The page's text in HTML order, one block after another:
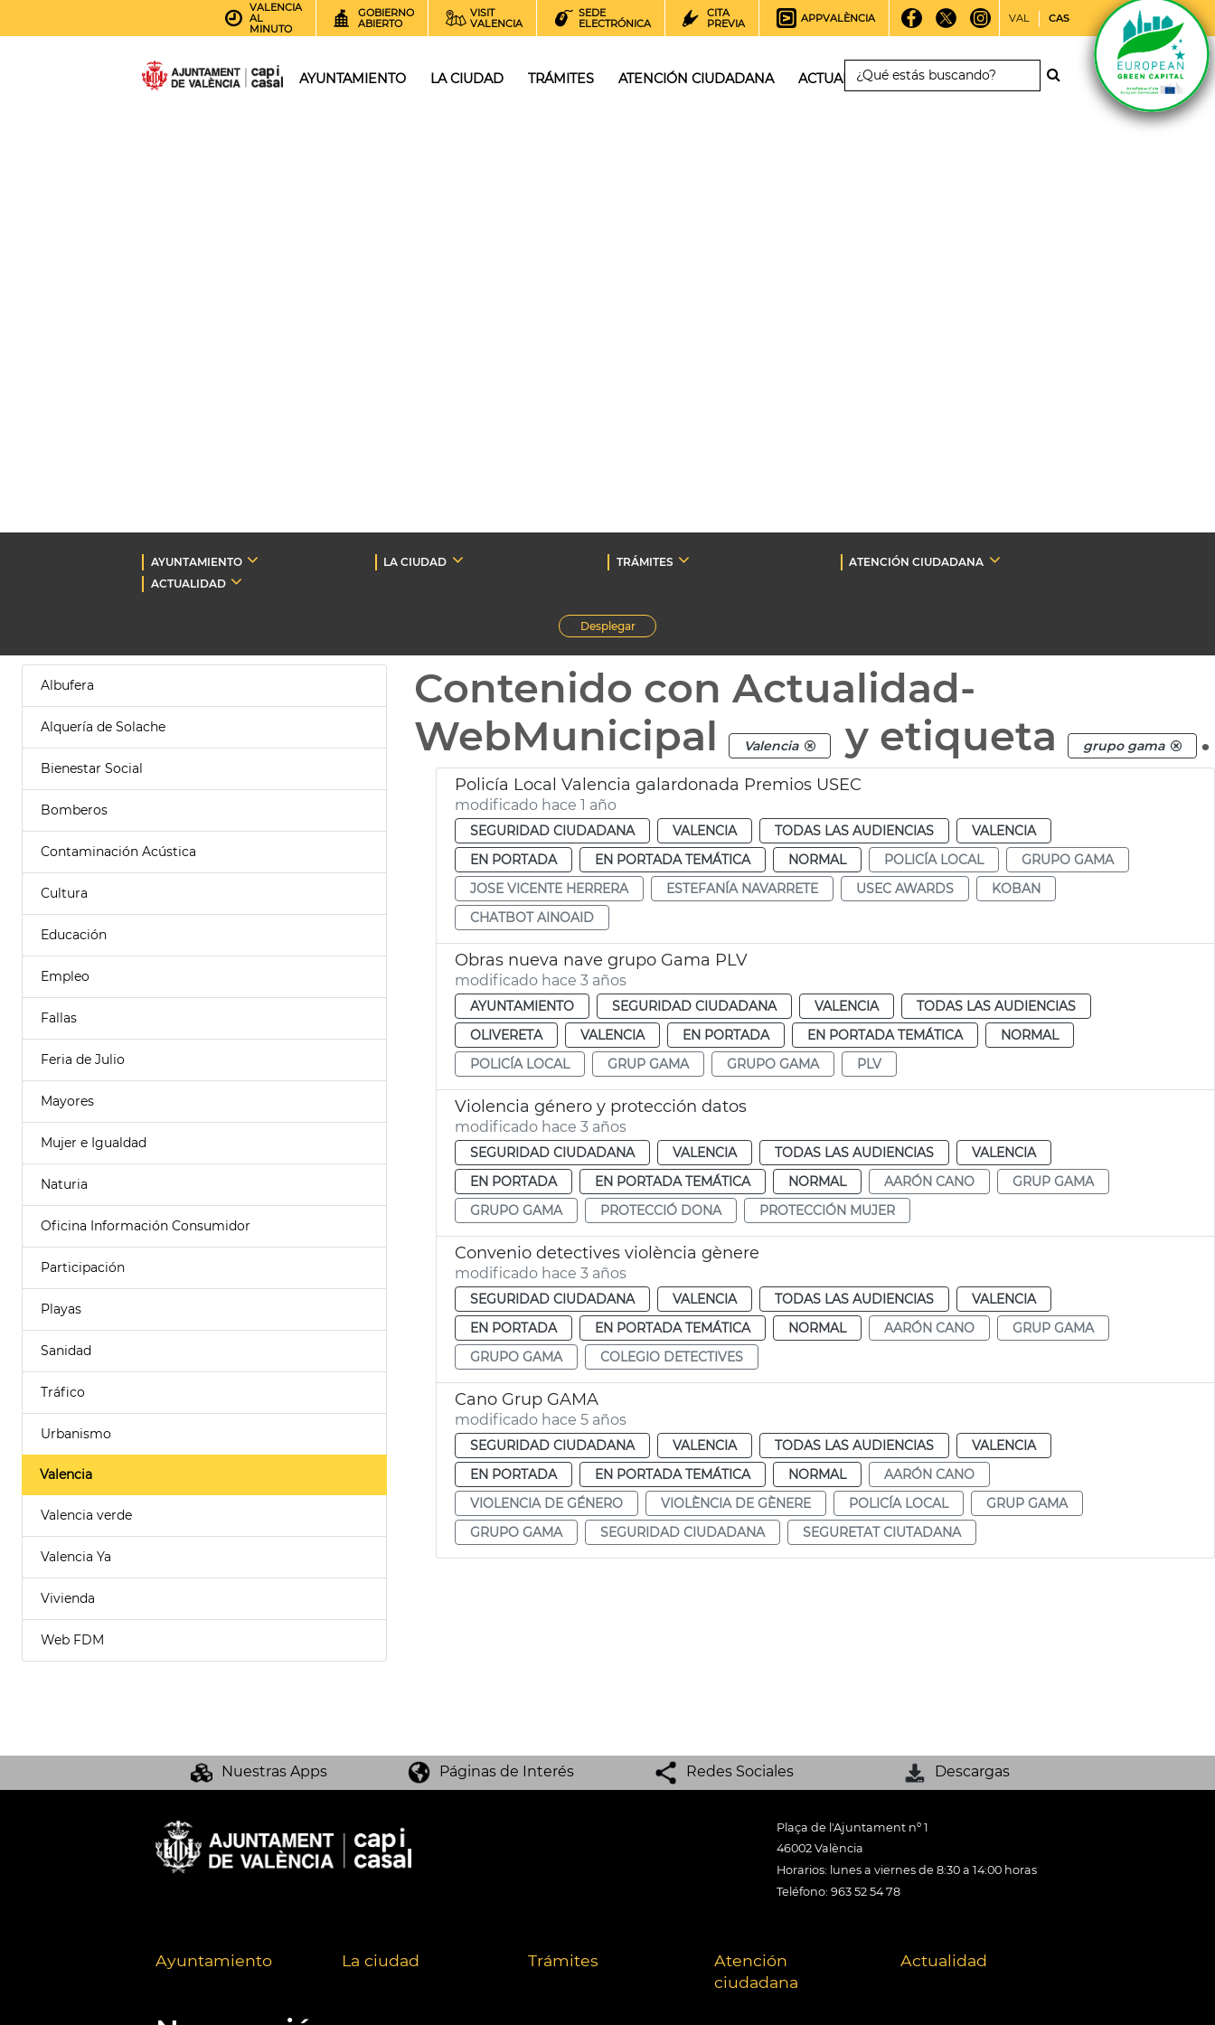
VALENCIA
AL
MINUTO
GOBIERNO
ABIERTO
VISIT
VALENCIA
SEDE
ELECTRÓNICA
CITA
PREVIA
APPVALÈNCIA VAL CAS
AYUNTAMIENTO LA CIUDAD TRÁMITES ATENCIÓN CIUDADANA ACTUALIDAD
AYUNTAMIENTO LA CIUDAD TRÁMITES
ATENCIÓN CIUDADANA
ACTUALIDAD
Desplegar
Albufera
Alquería de Solache
Bienestar Social
Bomberos
Contaminación Acústica
Cultura
Educación
Empleo
Fallas
Feria de Julio
Mayores
Mujer e Igualdad
Naturia
Oficina Información Consumidor
Participación
Playas
Sanidad
Tráfico
Urbanismo
Valencia
Valencia verde
Valencia Ya
Vivienda
Web FDM
Contenido con Actualidad-
WebMunicipal
Valencia y etiqueta grupo gama .
Policía Local Valencia galardonada Premios USEC
modificado hace 1 año
SEGURIDAD CIUDADANA VALENCIA TODAS LAS AUDIENCIAS
VALENCIA
EN PORTADA
EN PORTADA TEMÁTICA NORMAL POLICÍA LOCAL
GRUPO GAMA
JOSE VICENTE HERRERA
ESTEFANÍA NAVARRETE USEC AWARDS
KOBAN
CHATBOT AINOAID
Obras nueva nave grupo Gama PLV
modificado hace 3 años
AYUNTAMIENTO SEGURIDAD CIUDADANA VALENCIA
TODAS LAS AUDIENCIAS
OLIVERETA
VALENCIA EN PORTADA EN PORTADA TEMÁTICA
NORMAL
POLICÍA LOCAL
GRUP GAMA GRUPO GAMA PLV
Violencia género y protección datos
modificado hace 3 años
SEGURIDAD CIUDADANA VALENCIA TODAS LAS AUDIENCIAS
VALENCIA
EN PORTADA
EN PORTADA TEMÁTICA NORMAL AARÓN CANO
GRUP GAMA
GRUPO GAMA
PROTECCIÓ DONA PROTECCIÓN MUJER
Convenio detectives violència gènere
modificado hace 3 años
SEGURIDAD CIUDADANA VALENCIA TODAS LAS AUDIENCIAS
VALENCIA
EN PORTADA
EN PORTADA TEMÁTICA NORMAL AARÓN CANO
GRUP GAMA
GRUPO GAMA
COLEGIO DETECTIVES
Cano Grup GAMA
modificado hace 5 años
SEGURIDAD CIUDADANA VALENCIA TODAS LAS AUDIENCIAS
VALENCIA
EN PORTADA
EN PORTADA TEMÁTICA NORMAL
AARÓN CANO
VIOLENCIA DE GÉNERO
VIOLÈNCIA DE GÈNERE POLICÍA LOCAL
GRUP GAMA
GRUPO GAMA
SEGURIDAD CIUDADANA SEGURETAT CIUTADANA
Nuestras Apps Páginas de Interés Redes Sociales Descargas
Plaça de l'Ajuntament nº 1
46002 València
Horarios: lunes a viernes de 8:30 a 14:00 horas
Teléfono: 963 52 54 78
Ayuntamiento La ciudad Trámites
Atención
ciudadana
Actualidad